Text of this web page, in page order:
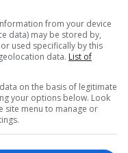
from your device
data) may be stored by,
used specifically by this
data. List of
on the basis of legitimate
your options below. Look
site menu to manage or